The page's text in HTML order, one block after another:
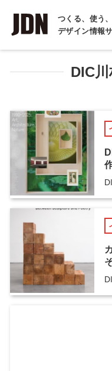
つくる、使う
デザイン情報
INTERVIEW
インタビュー
REPORT
COLUMN
コラム
DIC